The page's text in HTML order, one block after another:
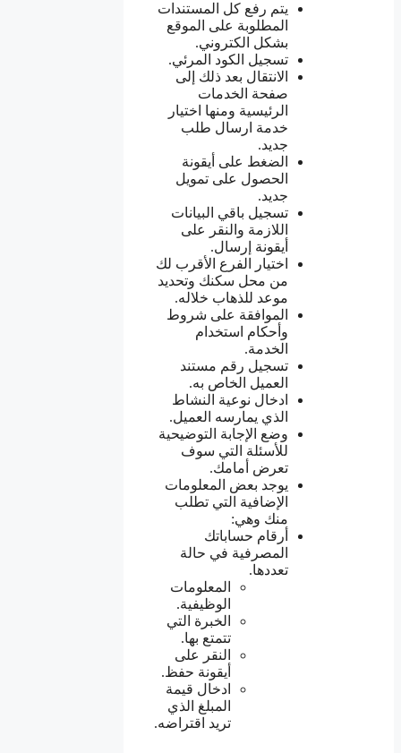
يتم رفع كل المستندات
المطلوبة على الموقع
بشكل الكتروني.
تسجيل الكود المرئي.
الانتقال بعد ذلك إلى
صفحة الخدمات
الرئيسية ومنها اختيار
خدمة ارسال طلب
جديد.
الضغط على أيقونة
الحصول على تمويل
جديد.
تسجيل باقي البيانات
اللازمة والنقر على
أيقونة إرسال.
اختيار الفرع الأقرب لك
من محل سكنك وتحديد
موعد للذهاب خلاله.
الموافقة على شروط
وأحكام استخدام
الخدمة.
تسجيل رقم مستند
العميل الخاص به.
ادخال نوعية النشاط
الذي يمارسه العميل.
وضع الإجابة التوضيحية
للأسئلة التي سوف
تعرض أمامك.
يوجد بعض المعلومات
الإضافية التي تطلب
منك وهي:
أرقام حساباتك
المصرفية في حالة
تعددها.
المعلومات
الوظيفية.
الخبرة التي
تتمتع بها.
النقر على
أيقونة حفظ.
ادخال قيمة
المبلغ الذي
تريد اقتراضه.